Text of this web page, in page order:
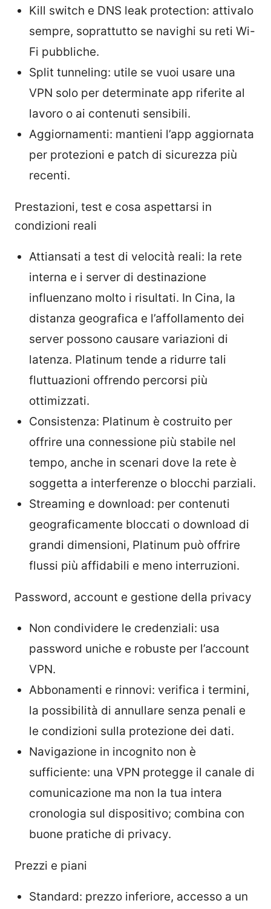
Kill switch e DNS leak protection: attivalo
sempre, soprattutto se navighi su reti Wi-
Fi pubbliche.
Split tunneling: utile se vuoi usare una
VPN solo per determinate app riferite al
lavoro o ai contenuti sensibili.
Aggiornamenti: mantieni l’app aggiornata
per protezioni e patch di sicurezza più
recenti.
Prestazioni, test e cosa aspettarsi in
condizioni reali
Attiansati a test di velocità reali: la rete
interna e i server di destinazione
influenzano molto i risultati. In Cina, la
distanza geografica e l’affollamento dei
server possono causare variazioni di
latenza. Platinum tende a ridurre tali
fluttuazioni offrendo percorsi più
ottimizzati.
Consistenza: Platinum è costruito per
offrire una connessione più stabile nel
tempo, anche in scenari dove la rete è
soggetta a interferenze o blocchi parziali.
Streaming e download: per contenuti
geograficamente bloccati o download di
grandi dimensioni, Platinum può offrire
flussi più affidabili e meno interruzioni.
Password, account e gestione della privacy
Non condividere le credenziali: usa
password uniche e robuste per l’account
VPN.
Abbonamenti e rinnovi: verifica i termini,
la possibilità di annullare senza penali e
le condizioni sulla protezione dei dati.
Navigazione in incognito non è
sufficiente: una VPN protegge il canale di
comunicazione ma non la tua intera
cronologia sul dispositivo; combina con
buone pratiche di privacy.
Prezzi e piani
Standard: prezzo inferiore, accesso a un